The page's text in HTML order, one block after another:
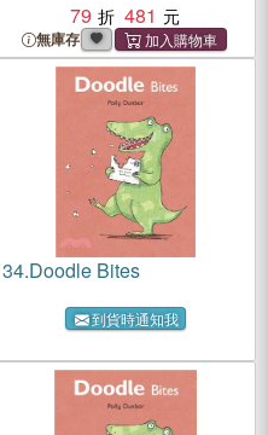
79
481
無庫存
34.Doodle Bites
到貨時通知我